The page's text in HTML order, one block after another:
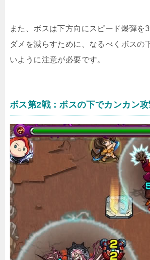
また、ボスは下方向にスピード爆弾を
ダメを減らすために、なるべくボスの
いように注意が必要です。
ボス第2戦：ボスの下でカンカン